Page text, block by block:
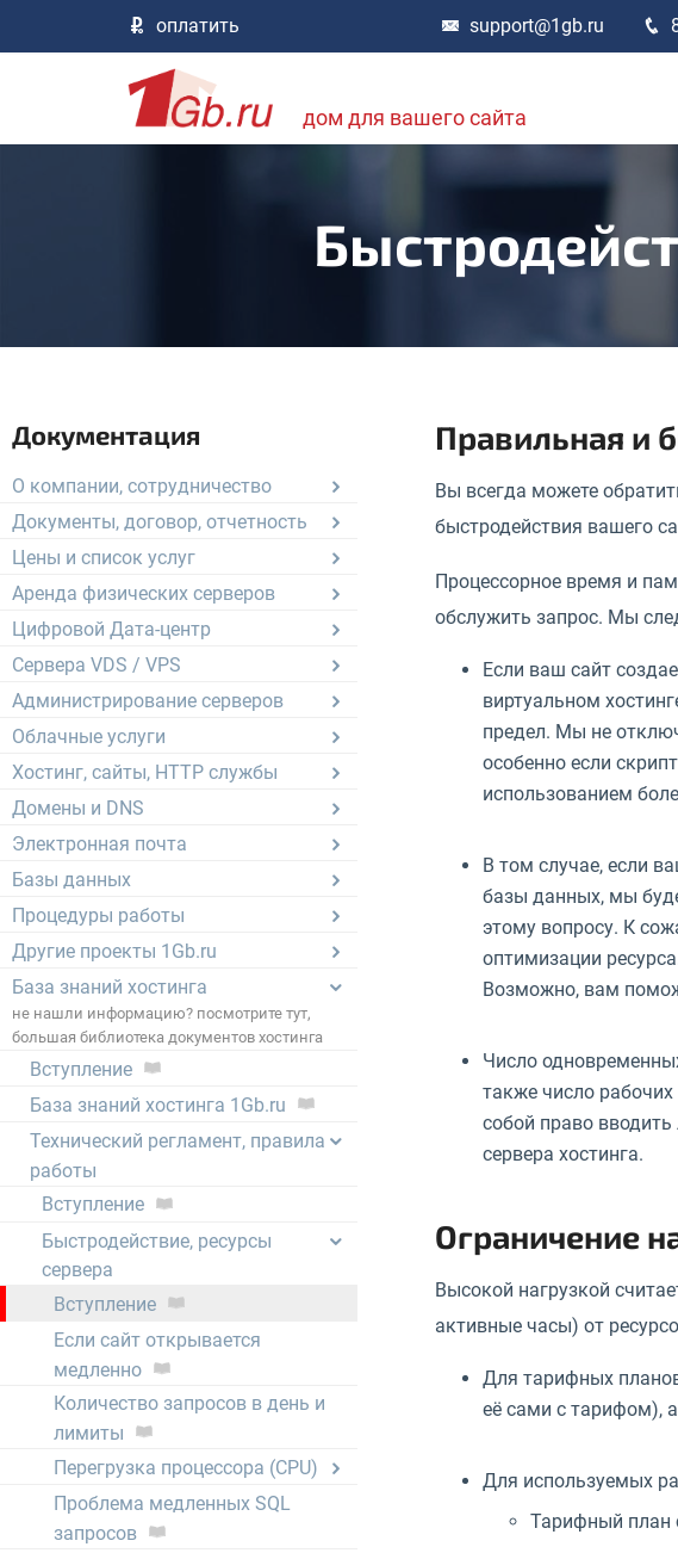
оплатить support@1gb.ru
дом для вашего сайта
Документация
О компании, сотрудничество
Документы, договор, отчетность
Цены и список услуг
Аренда физических серверов
Цифровой Дата-центр
Сервера VDS / VPS
Администрирование серверов
Облачные услуги
Хостинг, сайты, HTTP службы
Домены и DNS
Электронная почта
Базы данных
Процедуры работы
Другие проекты 1Gb.ru
База знаний хостинга
не нашли информацию? посмотрите тут,
большая библиотека документов хостинга
Вступление
База знаний хостинга 1Gb.ru
Технический регламент, правила
работы
Вступление
Быстродействие, ресурсы
сервера
Вступление
Если сайт открывается
медленно
Количество запросов в день и
лимиты
Перегрузка процессора (CPU)
Проблема медленных SQL
запросов
Правильная и
Вы всегда можете
быстродействия вашего
Процессорное время и
обслужить запрос. Мы
Если ваш сайт
виртуальном
предел. Мы не
особенно если
использованием
В том случае, если
базы данных, мы
этому вопросу. К
оптимизации
Возможно, вам
Число
также число
собой право
сервера хостинга.
Ограничение
Высокой нагрузкой
активные часы) от
Для тарифных
её сами с тарифом),
Для используемых
Тарифный план